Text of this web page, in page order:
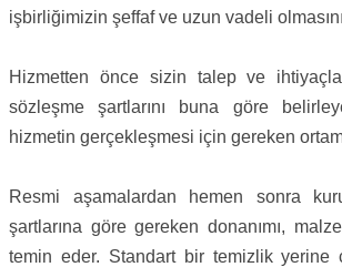
işbirliğimizin şeffaf ve uzun vadeli
Hizmetten önce sizin talep ve
sözleşme şartlarını buna göre
hizmetin gerçekleşmesi için gereken
Resmi aşamalardan hemen sonra
şartlarına göre gereken donanımı,
temin eder. Standart bir temizlik yerine